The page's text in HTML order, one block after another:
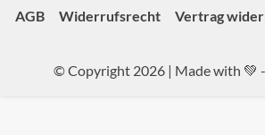
AGB
Widerrufsrecht Vertrag
© Copyright 2026 | Made with 💚 -